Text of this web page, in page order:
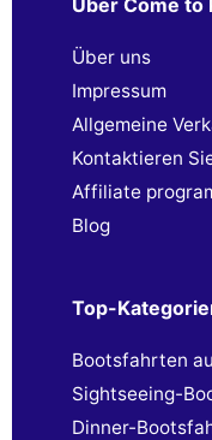
Über uns
Impressum
Allgemeine
Kontaktieren
Affiliate
Blog
Top-
Bootsfahrten
Sightseeing-
Dinner-